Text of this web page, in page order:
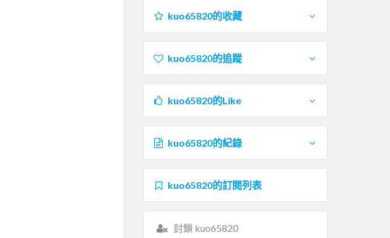
kuo65820的收藏
kuo65820的追蹤
kuo65820的Like
kuo65820的紀錄
kuo65820的訂閱列表
封鎖 kuo65820